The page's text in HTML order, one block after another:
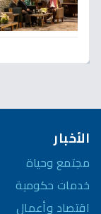
الأخبار
مجتمع وحياة
خدمات حكومية
اقتصاد وأعمال